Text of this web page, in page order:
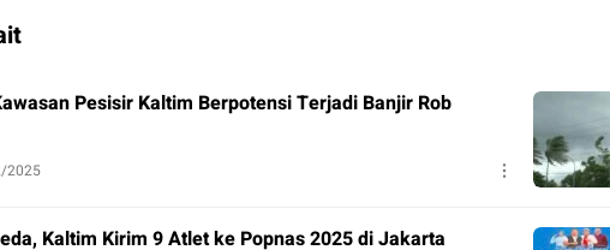
Pesisir Kaltim Berpotensi Terjadi Banjir Rob
2025
Kaltim Kirim 9 Atlet ke Popnas 2025 di Jakarta